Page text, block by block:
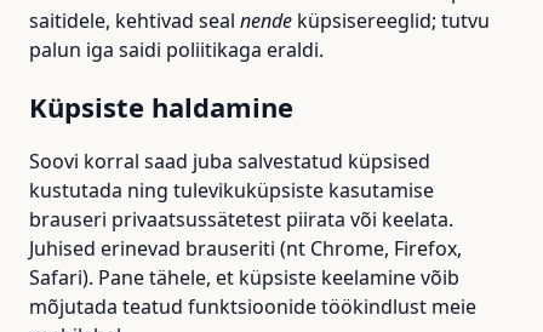
saitidele, kehtivad seal nende küpsisereeglid; tutvu
palun iga saidi poliitikaga eraldi.
Küpsiste haldamine
Soovi korral saad juba salvestatud küpsised
kustutada ning tulevikuküpsiste kasutamise
brauseri privaatsussätetest piirata või keelata.
Juhised erinevad brauseriti (nt Chrome, Firefox,
Safari). Pane tähele, et küpsiste keelamine võib
mõjutada teatud funktsioonide töökindlust meie